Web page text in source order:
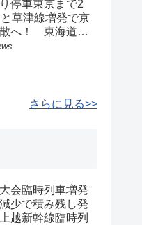
停車東京まで2
草津線増発で京
へ！ 東海道新
改正予測(2040
さらに見る>>
会臨時列車増発
少で積み残し発
越新幹線臨時列